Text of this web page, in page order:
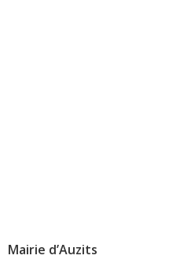
Mairie d’Auzits